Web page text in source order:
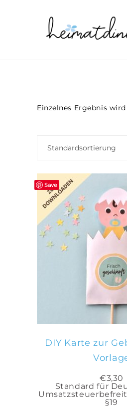
Einzelnes Ergebnis
Standardsortierung
Save
IN DEN
DIY Karte zur
€3,30
Standard für
§19